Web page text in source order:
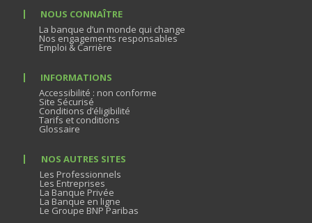
NOUS CONNAÎTRE
La banque d’un monde qui change
Nos engagements responsables
Emploi & Carrière
INFORMATIONS
Accessibilité : non conforme
Site Sécurisé
Conditions d’éligibilité
Tarifs et conditions
Glossaire
NOS AUTRES SITES
Les Professionnels
Les Entreprises
La Banque Privée
La Banque en ligne
Le Groupe BNP Paribas